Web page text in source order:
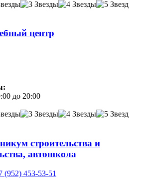
центр
до 20:00
строительства и
автошкола
(952) 453-53-51